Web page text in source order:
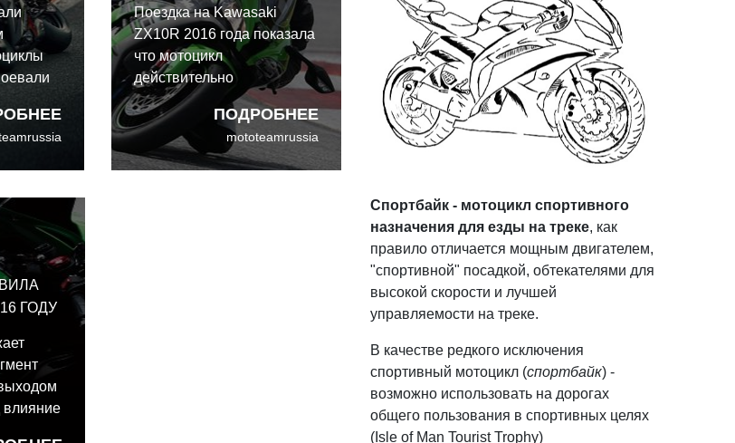
ПОДРОБНЕЕ
Поездка на Kawasaki
ZX10R 2016 года показала
что мотоцикл
действительно
усовершенствован, на нем
легко ездить, он
комфортабелен... И до сих
пор настолько быстр, что
mototeamrussia
ГОДУ
влияние
Спортбайк - мотоцикл спортивного
назначения для езды на треке, как
правило отличается мощным двигателем,
"спортивной" посадкой, обтекателями для
высокой скорости и лучшей
управляемости на треке.
В качестве редкого исключения
спортивный мотоцикл (спортбайк) -
возможно использовать на дорогах
общего пользования в спортивных целях
(Isle of Man Tourist Trophy)